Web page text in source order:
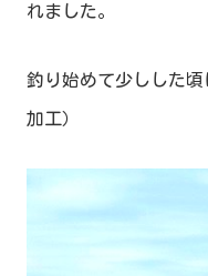
れました。
釣り始めて少しした
加工）